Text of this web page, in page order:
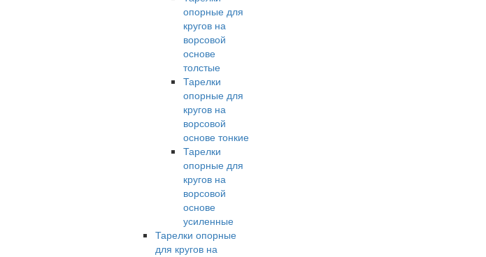
опорные для
кругов на
ворсовой
основе
толстые
Тарелки
опорные для
кругов на
ворсовой
основе тонкие
Тарелки
опорные для
кругов на
ворсовой
основе
усиленные
Тарелки опорные
для кругов на